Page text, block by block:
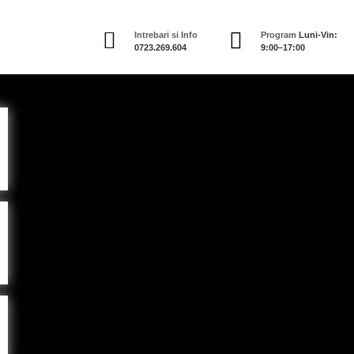
Intrebari si Info
0723.269.604
Program Luni-Vin:
9:00–17:00